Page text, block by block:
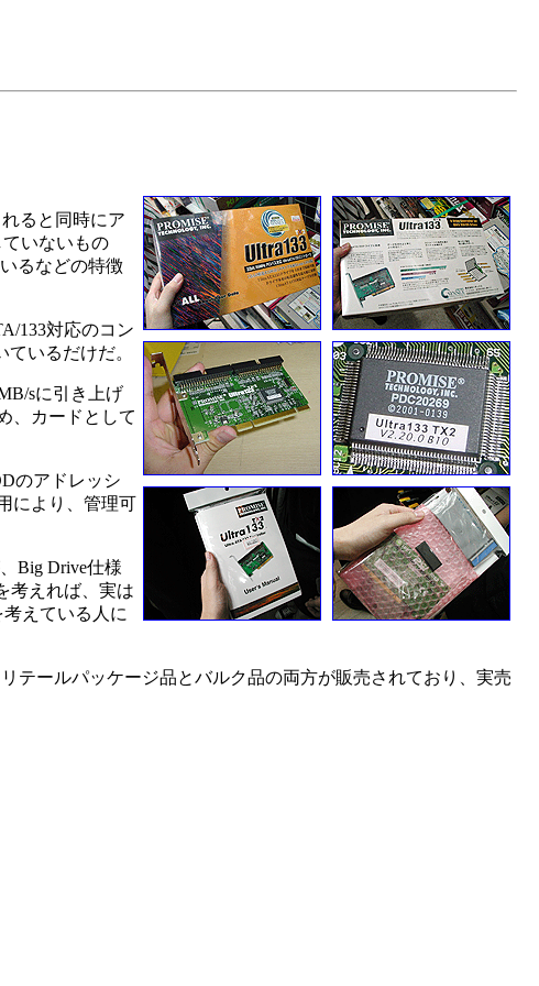
ると同時にア
いないもの
るなどの特徴
133対応のコン
いるだけだ。
sに引き上げ
、カードとして
のアドレッシ
により、管理可
Big Drive仕様
考えれば、実は
えている人に
ールパッケージ品とバルク品の両方が販売されており、実売